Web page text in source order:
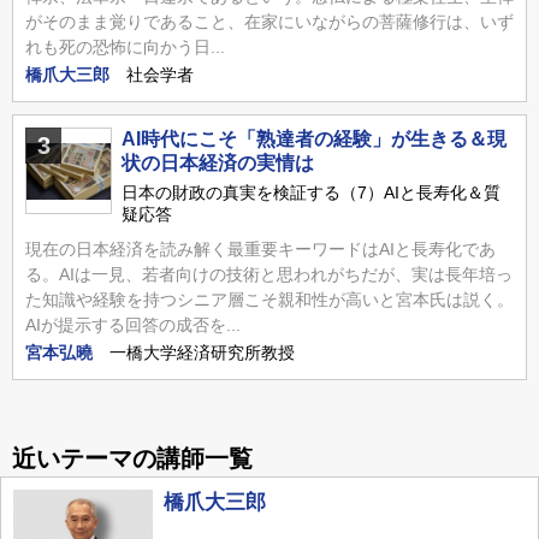
がそのまま覚りであること、在家にいながらの菩薩修行は、いず
れも死の恐怖に向かう日...
橋爪大三郎
社会学者
3
AI時代にこそ「熟達者の経験」が生きる＆現
状の日本経済の実情は
日本の財政の真実を検証する（7）AIと長寿化＆質
疑応答
現在の日本経済を読み解く最重要キーワードはAIと長寿化であ
る。AIは一見、若者向けの技術と思われがちだが、実は長年培っ
た知識や経験を持つシニア層こそ親和性が高いと宮本氏は説く。
AIが提示する回答の成否を...
宮本弘曉
一橋大学経済研究所教授
近いテーマの講師一覧
橋爪大三郎